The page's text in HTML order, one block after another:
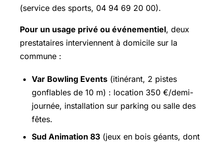
(service des sports, 04 94 69 20 00).
Pour un usage privé ou événementiel, deux
prestataires interviennent à domicile sur la
commune :
Var Bowling Events (itinérant, 2 pistes
gonflables de 10 m) : location 350 €/demi-
journée, installation sur parking ou salle des
fêtes.
Sud Animation 83 (jeux en bois géants, dont